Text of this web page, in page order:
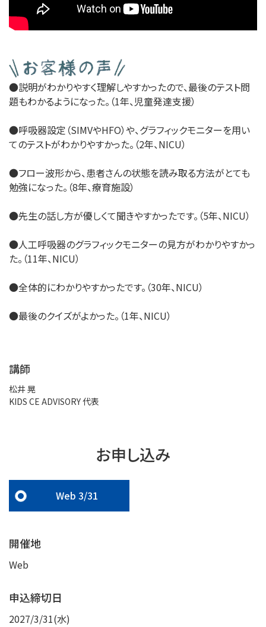
●説明がわかりやすく理解しやすかったので、最後のテスト問
題もわかるようになった。（1年、児童発達支援）
●呼吸器設定（SIMVやHFO）や、グラフィックモニターを用い
てのテストがわかりやすかった。（2年、NICU）
●フロー波形から、患者さんの状態を読み取る方法がとても
勉強になった。（8年、療育施設）
●先生の話し方が優しくて聞きやすかったです。（5年、NICU）
●人工呼吸器のグラフィックモニターの見方がわかりやすかっ
た。（11年、NICU）
●全体的にわかりやすかったです。（30年、NICU）
●最後のクイズがよかった。（1年、NICU）
講師
松井 晃
KIDS CE ADVISORY 代表
お申し込み
Web 3/31
開催地
Web
申込締切日
2027/3/31(水)